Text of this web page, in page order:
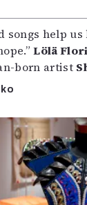
songs help
Lölä
born artist